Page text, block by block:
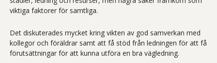
viktiga faktorer för samtliga.
Det diskuterades mycket kring vikten av god samverkan med
kollegor och föräldrar samt att få stöd från ledningen för att få
förutsättningar för att kunna utföra en bra vägledning.